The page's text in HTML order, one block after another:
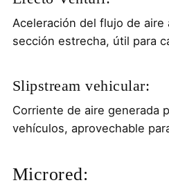
Aceleración del flujo de aire
sección estrecha, útil para
Slipstream vehicular:
Corriente de aire generada
vehículos, aprovechable
Microred: